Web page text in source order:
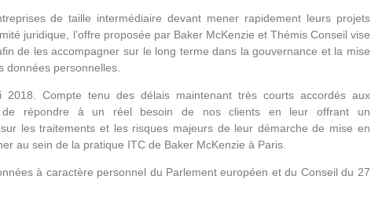
de taille intermédiaire devant mener rapidement leurs projets
juridique, l’offre proposée par Baker McKenzie et Thémis Conseil vise
de les accompagner sur le long terme dans la gouvernance et la mise
données personnelles.
Compte tenu des délais maintenant très courts accordés aux
de répondre à un réel besoin de nos clients en leur offrant un
les traitements et les risques majeurs de leur démarche de mise en
au sein de la pratique ITC de Baker McKenzie à Paris.
à caractère personnel du Parlement européen et du Conseil du 27